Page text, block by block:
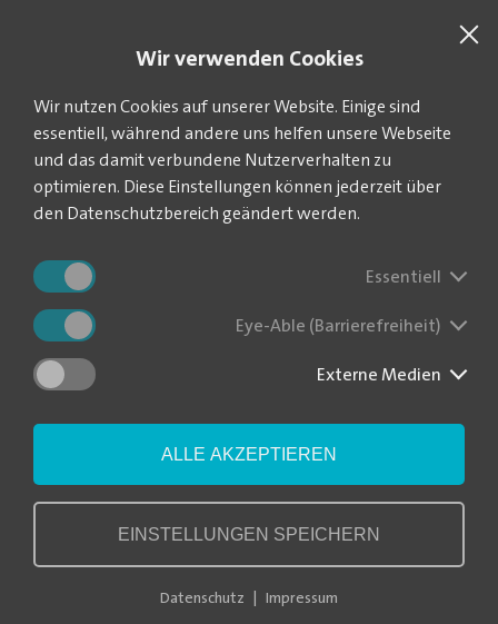
Kunst für die "Goldene
Höhe"
30.06.2025|
So schnell lässt sich ein schlichter Baukörper in einen
Luther-Gymnasiums in Hartha haben sich zum Abschluss des
Schuljahres mit einem Graffiti an der Druckerhöhungsstation
spricht von "einer genialen Aktion". Alle hätten wahnsinnig viel
Spaß gehabt. Und Verkehrsteilnehmer würden die Stadt
Wir verwenden Cookies
Wir nutzen Cookies auf unserer Website. Einige sind
essentiell, während andere uns helfen unsere Webseite
und das damit verbundene Nutzerverhalten zu
optimieren. Diese Einstellungen können jederzeit über
den Datenschutzbereich geändert werden.
Essentiell
Eye-Able (Barrierefreiheit)
Externe Medien
ALLE AKZEPTIEREN
EINSTELLUNGEN SPEICHERN
Datenschutz Impressum